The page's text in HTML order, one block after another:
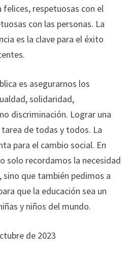
respetuosas con el
con las personas. La
es la clave para el éxito
es asegurarnos los
solidaridad,
discriminación. Lograr una
de todas y todos. La
para el cambio social. En
solo recordamos la necesidad
que también pedimos a
que la educación sea un
y niños del mundo.
de 2023